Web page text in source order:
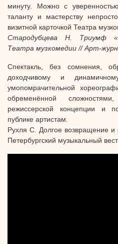
минуту. Можно с
таланту и мастерству
визитной карточкой Театра
Стародубцева Н. Триумф
Театра музкомедии // Арт-
Спектакль, без сомнения,
доходчивому и
умопомрачительной
обременённой
режиссерской концепции и
публике артистам.
Рухля С. Долгое возвращение и
Петербургский музыкальный